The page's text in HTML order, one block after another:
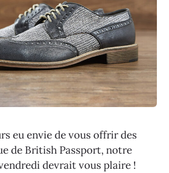
eu envie de vous offrir des
de British Passport, notre
devrait vous plaire !